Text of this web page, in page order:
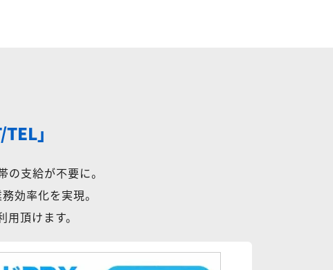
」
支給が不要に。
効率化を実現。
頂けます。